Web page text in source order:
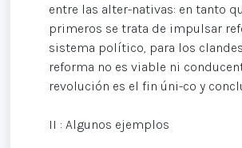
entre las alter-nativas: en tanto
primeros se trata de impulsar
sistema político, para los
reforma no es viable ni
revolución es el fin úni-co y
II : Algunos ejemplos